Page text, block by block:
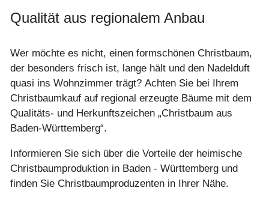
Qualität aus regionalem Anbau
Wer möchte es nicht, einen formschönen Christbaum,
der besonders frisch ist, lange hält und den Nadelduft
quasi ins Wohnzimmer trägt? Achten Sie bei Ihrem
Christbaumkauf auf regional erzeugte Bäume mit dem
Qualitäts- und Herkunftszeichen „Christbaum aus
Baden-Württemberg“.
Informieren Sie sich über die Vorteile der heimische
Christbaumproduktion in Baden - Württemberg und
finden Sie Christbaumproduzenten in Ihrer Nähe.